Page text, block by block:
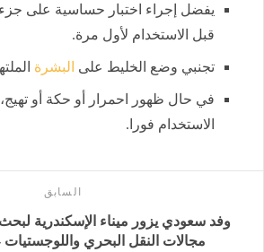
يفضل إجراء اختبار حساسية على
قبل الاستخدام لأول مرة.
تجنبي وضع الخليط على البشرة
في حال ظهور احمرار أو حكة أو
الاستخدام فورا.
السابق
وفد سعودي يزور ميناء الإسكندرية
مجالات النقل البحري